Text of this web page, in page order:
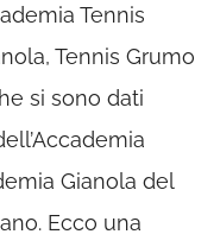
Tennis
Tennis Grumo
si sono dati
Gianola del
Ecco una